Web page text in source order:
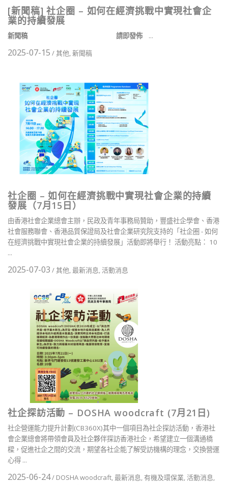
[新聞稿] 社企圈 – 如何在經濟挑戰中實現社會企
業的持續發展
新聞稿 請即發佈 ...
2025-07-15 /其他,新聞稿
社企圈 – 如何在經濟挑戰中實現社會企業的持續
發展（7月15日）
由香港社會企業總會主辦，民政及青年事務局贊助，豐盛社企學會、香港
社會服務聯會、香港品質保證局及社會企業研究院支持的「社企圈 - 如何
在經濟挑戰中實現社會企業的持續發展」活動即將舉行！ 活動亮點： 10
...
2025-07-03 /其他,最新消息,活動消息
社企探訪活動 – DOSHA woodcraft (7月21日)
社企營運能力提升計劃(CB360X)其中一個項目為社企探訪活動，香港社
會企業總會將帶領會員及社企夥伴探訪香港社企，希望建立一個溝通橋
樑，促進社企之間的交流，期望各社企能了解受訪機構的理念，交換營運
心得 ...
2025-06-24/ DOSHA woodcraft,最新消息,有機及環保業,活動消息,